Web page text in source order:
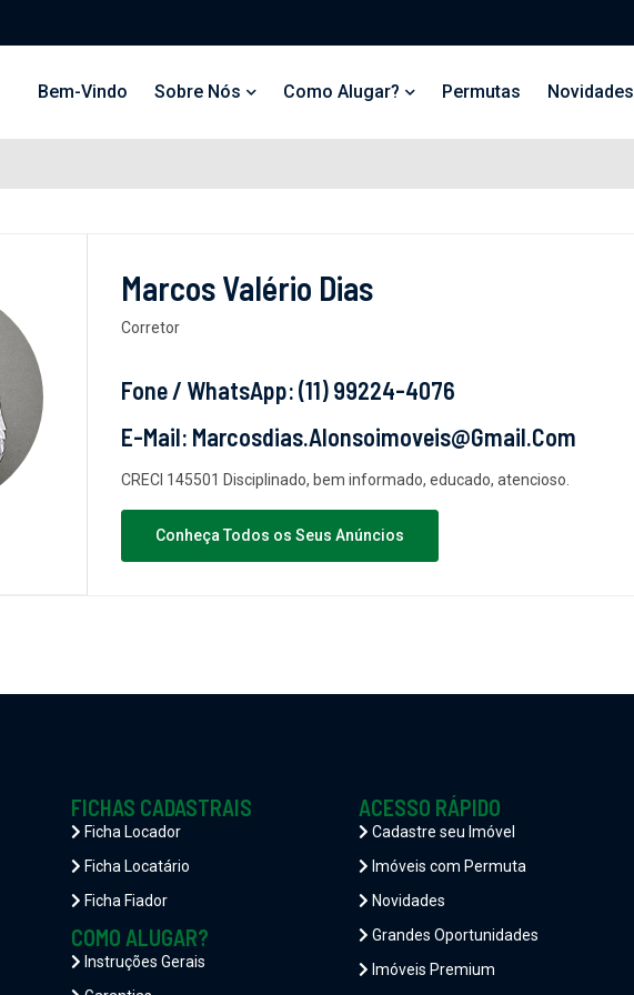
Bem-Vindo Sobre Nós Como Alugar? Permutas Novidades
Marcos Valério Dias
Corretor
Fone / WhatsApp: (11) 99224-4076
E-Mail: Marcosdias.alonsoimoveis@gmail.com
CRECI 145501 Disciplinado, bem informado, educado, atencioso.
Conheça Todos os Seus Anúncios
FICHAS CADASTRAIS
Ficha Locador
Ficha Locatário
Ficha Fiador
COMO ALUGAR?
Instruções Gerais
ACESSO RÁPIDO
Cadastre seu Imóvel
Imóveis com Permuta
Novidades
Grandes Oportunidades
Imóveis Premium